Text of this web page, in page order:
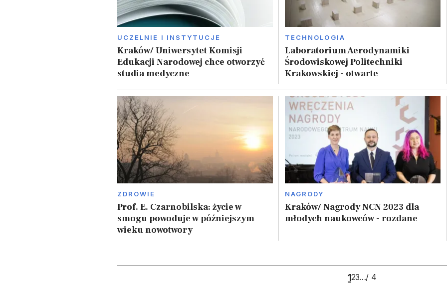
UCZELNIE I INSTYTUCJE
Kraków/ Uniwersytet Komisji
Edukacji Narodowej chce otworzyć
studia medyczne
TECHNOLOGIA
Laboratorium Aerodynamiki
Środowiskowej Politechniki
Krakowskiej - otwarte
ZDROWIE
Prof. E. Czarnobilska: życie w
smogu powoduje w późniejszym
wieku nowotwory
NAGRODY
Kraków/ Nagrody NCN 2023 dla
młodych naukowców - rozdane
123…/ 4
4